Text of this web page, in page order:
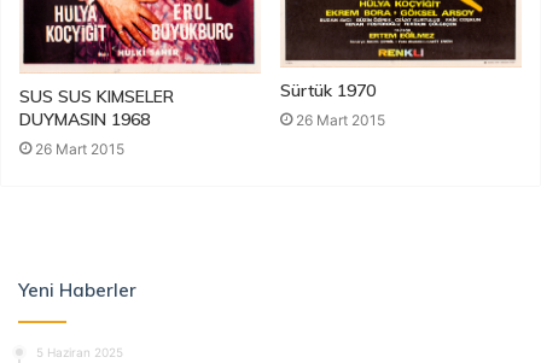
SUS SUS KIMSELER
DUYMASIN 1968
26 Mart 2015
Sürtük 1970
26 Mart 2015
Yeni Haberler
5 Haziran 2025